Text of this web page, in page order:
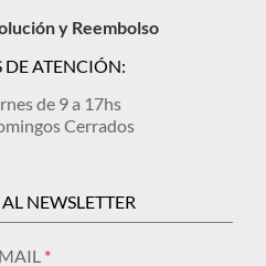
y Reembolso
DE ATENCIÓN:
de 9 a 17hs
Cerrados
NEWSLETTER